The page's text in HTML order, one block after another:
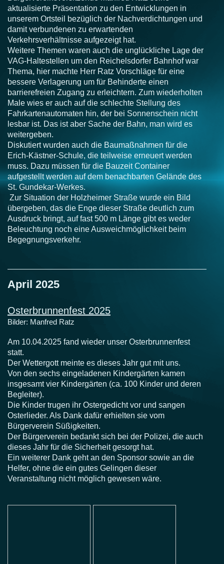
aktualisierte Präsentation zu den Entwicklungen in
unserem Ortsteil bezüglich der Nachverdichtungen und
damit verbundenen zu erwartenden
Verkehrsverhältnisse aufgezeigt hat.
Weitere Themen waren auch die unglückliche Lage der
VAG-Haltestellen um den Reichelsdorfer Bahnhof war
Thema, hier machte Herr Ratz Vorschläge für eine
bessere Verlagerung um für Behinderte einen
barrierefreien Zugang zu erleichtern. Zum wiederholten
Male wies er auch auf die schlechte Stellung des
Fahrkartenautomaten hin, der bei Sonnenschein nicht
lesbar ist. Das ist aber Sache der Bahn, man wird es
weitergeben.
Diskutiert wurden auch die Baumaßnahmen für die
Erich-Kästner-Schule, die teilweise erneuert werden
muss. Dazu müssen für die Bauzeit Container
aufgestellt werden auf dem benachbarten Gelände des
St. Gundekar-Werkes.
Zur Situation der Holzheimer Straße wurde ein Bild
übergeben, das die Enge dieser Straße deutlich zum
Ausdruck bringt, auf fast 500 m Länge gibt es weder
Beleuchtung noch eine Ausweichmöglichkeit beim
Begegnungsverkehr.
April 2025
Osterbrunnenfest 2025
Bilder: Manfred Ratz
Am 10.04.2025 fand wieder unser Osterbrunnenfest
statt.
Der Wettergott meinte es dieses Jahr gut mit uns.
Von den sechs eingeladenen Kindergärten kamen
insgesamt vier Kindergärten (ca. 100 Kinder und deren
Begleiter).
Die Kinder trugen ihr Ostergedicht vor und sangen
Osterlieder. Als Dank dafür erhielten sie vom
Bürgerverein Süßigkeiten.
Der Bürgerverein bedankt sich bei der Polizei, die auch
dieses Jahr für die Sicherheit gesorgt hat.
Ein weiterer Dank geht an den Sponsor sowie an die
Helfer, ohne die ein gutes Gelingen dieser
Veranstaltung nicht möglich gewesen wäre.